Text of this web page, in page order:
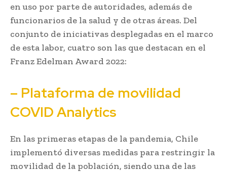
en uso por parte de autoridades, además de
funcionarios de la salud y de otras áreas. Del
conjunto de iniciativas desplegadas en el marco
de esta labor, cuatro son las que destacan en el
Franz Edelman Award 2022:
– Plataforma de movilidad
COVID Analytics
En las primeras etapas de la pandemia, Chile
implementó diversas medidas para restringir la
movilidad de la población, siendo una de las